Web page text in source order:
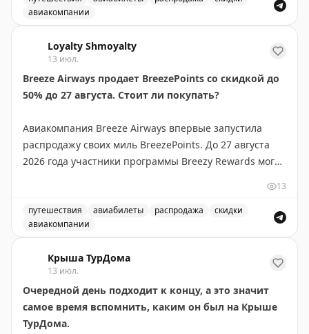
предложения встречаются редко и позволяют
Рекомендуется следить за подобными alert'ами, чтобы
не пропустить выгодные варианты бронирования.
Juan Ruiz| Original
авиакомпании
Loyalty Shmoyalty
13 июл.
Breeze Airways продает BreezePoints со скидкой до
50% до 27 августа. Стоит ли покупать?
Авиакомпания Breeze Airways впервые запустила
распродажу своих миль BreezePoints. До 27 августа
2026 года участники программы Breezy Rewards могут
объема: 1000 баллов без скидки, 2000-4000 — 30%,
5000-9000 — 40%, 10000+ — 50%. Баллы
держателей карты Breeze Easy Visa. Тайлер Глатт
рекомендует покупать баллы только если вы найдете
выгодные перелеты, где стоимость за балл
превышает 1,45¢. На некоторых маршрутах баллы
стоят до 2¢, что делает покупку выгодной. Перед
13
путешествия авиабилеты распродажа
скидки
авиакомпании
Крыша ТурДома
13 июл.
Очередной день подходит к концу, а это значит
самое время вспомнить, каким он был на Крыше
ТурДома.